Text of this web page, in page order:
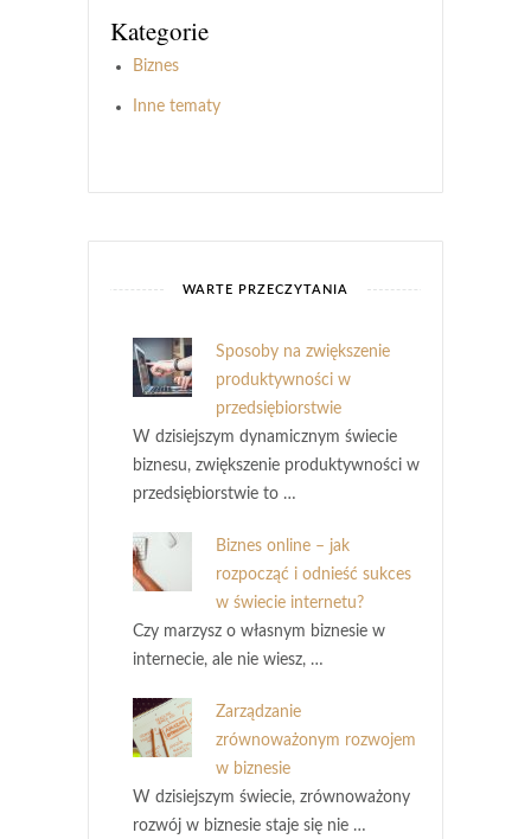
Kategorie
Biznes
Inne tematy
WARTE PRZECZYTANIA
Sposoby na zwiększenie
produktywności w
przedsiębiorstwie
W dzisiejszym dynamicznym świecie
biznesu, zwiększenie produktywności w
przedsiębiorstwie to …
Biznes online – jak
rozpocząć i odnieść sukces
w świecie internetu?
Czy marzysz o własnym biznesie w
internecie, ale nie wiesz, …
Zarządzanie
zrównoważonym rozwojem
w biznesie
W dzisiejszym świecie, zrównoważony
rozwój w biznesie staje się nie …